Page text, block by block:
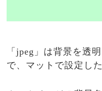
「jpeg」は背景を透
で、マットで設定し